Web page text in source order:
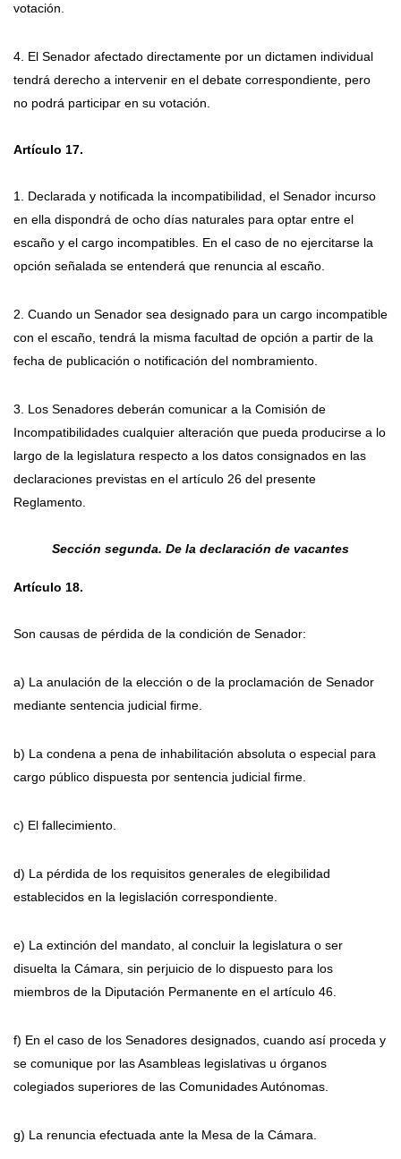
votación.
4. El Senador afectado directamente por un dictamen individual
tendrá derecho a intervenir en el debate correspondiente, pero
no podrá participar en su votación.
Artículo 17.
1. Declarada y notificada la incompatibilidad, el Senador incurso
en ella dispondrá de ocho días naturales para optar entre el
escaño y el cargo incompatibles. En el caso de no ejercitarse la
opción señalada se entenderá que renuncia al escaño.
2. Cuando un Senador sea designado para un cargo incompatible
con el escaño, tendrá la misma facultad de opción a partir de la
fecha de publicación o notificación del nombramiento.
3. Los Senadores deberán comunicar a la Comisión de
Incompatibilidades cualquier alteración que pueda producirse a lo
largo de la legislatura respecto a los datos consignados en las
declaraciones previstas en el artículo 26 del presente
Reglamento.
Sección segunda. De la declaración de vacantes
Artículo 18.
Son causas de pérdida de la condición de Senador:
a) La anulación de la elección o de la proclamación de Senador
mediante sentencia judicial firme.
b) La condena a pena de inhabilitación absoluta o especial para
cargo público dispuesta por sentencia judicial firme.
c) El fallecimiento.
d) La pérdida de los requisitos generales de elegibilidad
establecidos en la legislación correspondiente.
e) La extinción del mandato, al concluir la legislatura o ser
disuelta la Cámara, sin perjuicio de lo dispuesto para los
miembros de la Diputación Permanente en el artículo 46.
f) En el caso de los Senadores designados, cuando así proceda y
se comunique por las Asambleas legislativas u órganos
colegiados superiores de las Comunidades Autónomas.
g) La renuncia efectuada ante la Mesa de la Cámara.